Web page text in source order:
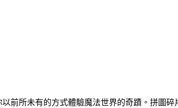
前所未有的方式體驗魔法世界的奇蹟。拼圖